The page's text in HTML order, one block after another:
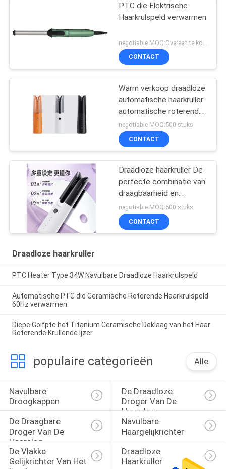
PTC die Elektrische
Haarkrulspeld verwarmen
CONTACT
Warm verkoop draadloze
automatische haarkruller
automatische roterende
oplaadbare draadloze
draagbare haarkruller
automatische haarkruller
negotiable MOQ:500 stuks
CONTACT
Draadloze haarkruller De
perfecte combinatie van
draagbaarheid en
prestaties
negotiable MOQ:500 stuks
CONTACT
Draadloze haarkruller
PTC Heater Type 34W Navulbare Draadloze Haarkrulspeld
Automatische PTC die Ceramische Roterende Haarkrulspeld
60Hz verwarmen
Diepe Golfptc het Titanium Ceramische Deklaag van het Haar
Roterende Krullende Ijzer
populaire categorieën Alle
Navulbare
Droogkappen
De Draadloze
Droger Van De
Haarslag
De Draagbare
Droger Van De
Haarslag
Navulbare
Haargelijkrichter
De Vlakke
Gelijkrichter Van Het
Draadloze
Haarkruller